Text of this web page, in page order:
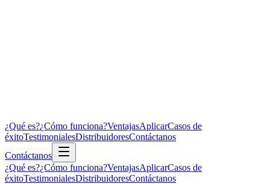
¿Qué es?¿Cómo funciona?VentajasAplicarCasos de
éxitoTestimonialesDistribuidoresContáctanos
Contáctanos
¿Qué es?¿Cómo funciona?VentajasAplicarCasos de
éxitoTestimonialesDistribuidoresContáctanos